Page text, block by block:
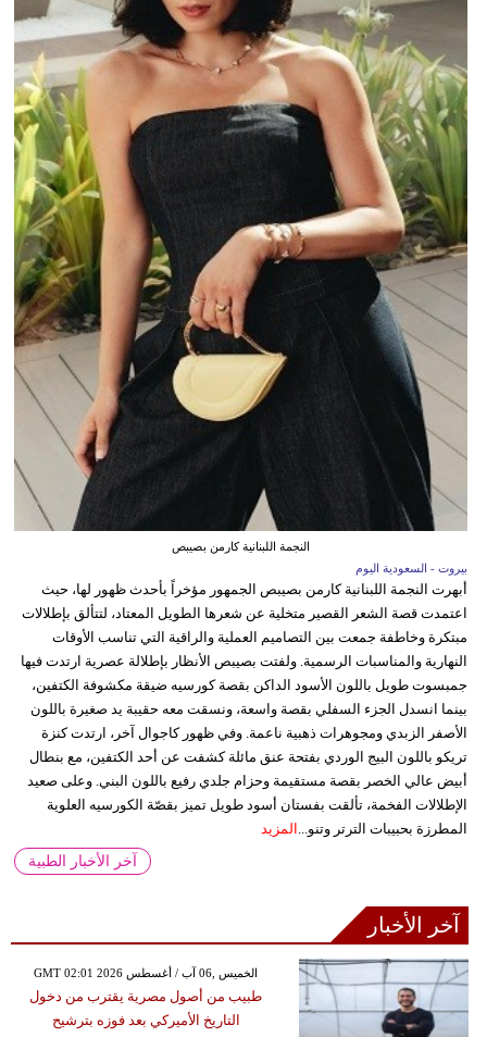
النجمة اللبنانية كارمن بصيبص
بيروت - السعودية اليوم
أبهرت النجمة اللبنانية كارمن بصيبص الجمهور مؤخراً بأحدث ظهور لها، حيث
اعتمدت قصة الشعر القصير متخلية عن شعرها الطويل المعتاد، لتتألق بإطلالات
مبتكرة وخاطفة جمعت بين التصاميم العملية والراقية التي تناسب الأوقات
النهارية والمناسبات الرسمية. ولفتت بصيبص الأنظار بإطلالة عصرية ارتدت فيها
جمبسوت طويل باللون الأسود الداكن بقصة كورسيه ضيقة مكشوفة الكتفين،
بينما انسدل الجزء السفلي بقصة واسعة، ونسقت معه حقيبة يد صغيرة باللون
الأصفر الزبدي ومجوهرات ذهبية ناعمة. وفي ظهور كاجوال آخر، ارتدت كنزة
تريكو باللون البيج الوردي بفتحة عنق مائلة كشفت عن أحد الكتفين، مع بنطال
أبيض عالي الخصر بقصة مستقيمة وحزام جلدي رفيع باللون البني. وعلى صعيد
الإطلالات الفخمة، تألقت بفستان أسود طويل تميز بقصّة الكورسيه العلوية
المطرزة بحبيبات الترتر وتنو... المزيد
آخر الأخبار الطبية
آخر الأخبار
GMT 02:01 2026 الخميس ,06 آب / أغسطس
طبيب من أصول مصرية يقترب من دخول
التاريخ الأميركي بعد فوزه بترشيح